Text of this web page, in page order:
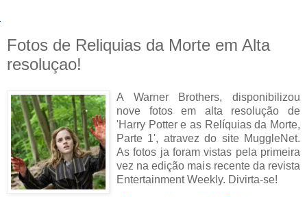
Fotos de Reliquias da Morte em Alta
resoluçao!
A Warner Brothers, disponibilizou
nove fotos em alta resolução de
'Harry Potter e as Relíquias da Morte,
Parte 1', atravez do site MuggleNet.
As fotos ja foram vistas pela primeira
vez na edição mais recente da revista
Entertainment Weekly. Divirta-se!